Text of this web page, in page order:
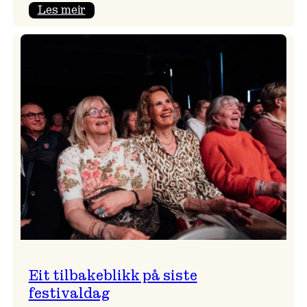
Les meir:
Eit tilbakeblikk på siste
festivaldag